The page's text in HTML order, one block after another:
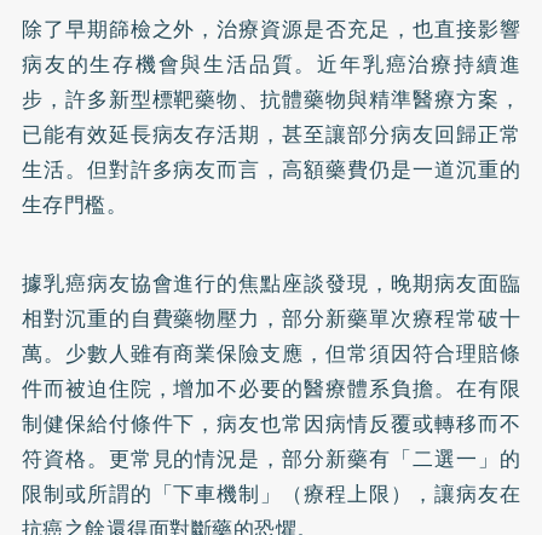
除了早期篩檢之外，治療資源是否充足，也直接影響
病友的生存機會與生活品質。近年乳癌治療持續進
步，許多新型標靶藥物、抗體藥物與精準醫療方案，
已能有效延長病友存活期，甚至讓部分病友回歸正常
生活。但對許多病友而言，高額藥費仍是一道沉重的
生存門檻。
據乳癌病友協會進行的焦點座談發現，晚期病友面臨
相對沉重的自費藥物壓力，部分新藥單次療程常破十
萬。少數人雖有商業保險支應，但常須因符合理賠條
件而被迫住院，增加不必要的醫療體系負擔。在有限
制健保給付條件下，病友也常因病情反覆或轉移而不
符資格。更常見的情況是，部分新藥有「二選一」的
限制或所謂的「下車機制」（療程上限），讓病友在